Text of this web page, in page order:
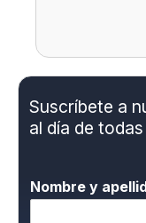
Suscríbete a
al día de
Nombre y